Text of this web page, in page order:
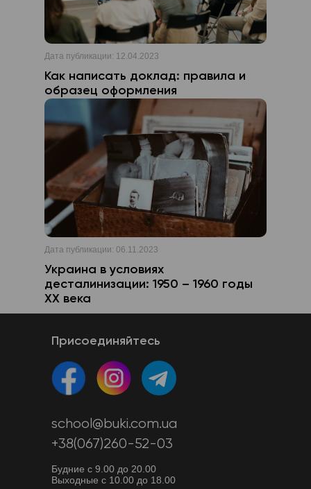
Дата публикации: 12.04.2023
Как написать доклад: правила и
образец оформления
Дата публикации: 06.11.2023
Украина в условиях
десталинизации: 1950 – 1960 годы
XX века
Присоединяйтесь
school@buki.com.ua
+38(067)260-52-03
Будние с 9.00 до 20.00
Выходные с 10.00 до 18.00